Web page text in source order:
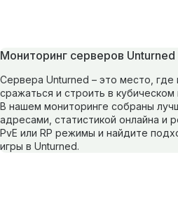
Мониторинг серверов Unturned
Сервера Unturned – это место, где
сражаться и строить в
В нашем мониторинге собраны
адресами, статистикой онлайна и
PvE или RP режимы и найдите
игры в Unturned.